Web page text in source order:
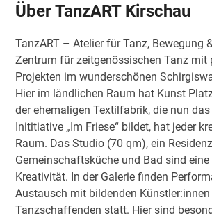
Über TanzART Kirschau
TanzART – Atelier für Tanz, Bewegung
Zentrum für zeitgenössischen Tanz mit
Projekten im wunderschönen
Hier im ländlichen Raum hat Kunst
der ehemaligen Textilfabrik, die nun das
Inititiative „Im Friese“ bildet, hat jeder
Raum. Das Studio (70 qm), ein
Gemeinschaftsküche und Bad sind
Kreativität. In der Galerie finden
Austausch mit bildenden
Tanzschaffenden statt. Hier sind